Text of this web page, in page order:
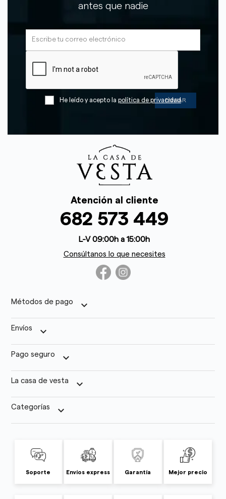
antes que nadie
He leído y acepto la política de privacidad
Atención al cliente
682 573 449
L-V 09:00h a 15:00h
Consúltanos lo que necesites
Métodos de pago keyboard_arrow_down
Envíos keyboard_arrow_down
Pago seguro keyboard_arrow_down
La casa de vesta keyboard_arrow_down
Categorías keyboard_arrow_down
Soporte Envíos express Garantía Mejor precio